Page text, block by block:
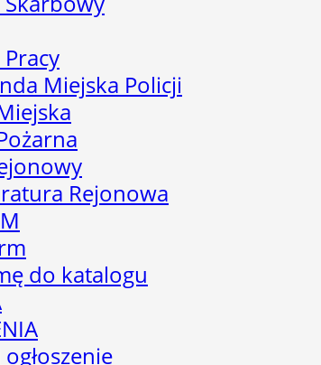
Miejska Policji
Rejonowa
do katalogu